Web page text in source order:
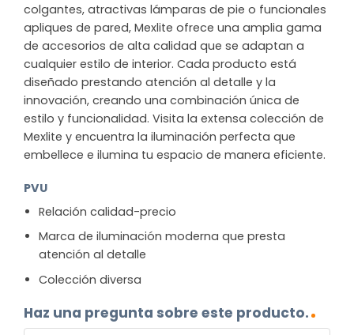
colgantes, atractivas lámparas de pie o funcionales
apliques de pared, Mexlite ofrece una amplia gama
de accesorios de alta calidad que se adaptan a
cualquier estilo de interior. Cada producto está
diseñado prestando atención al detalle y la
innovación, creando una combinación única de
estilo y funcionalidad. Visita la extensa colección de
Mexlite y encuentra la iluminación perfecta que
embellece e ilumina tu espacio de manera eficiente.
PVU
Relación calidad-precio
Marca de iluminación moderna que presta
atención al detalle
Colección diversa
Haz una pregunta sobre este producto.